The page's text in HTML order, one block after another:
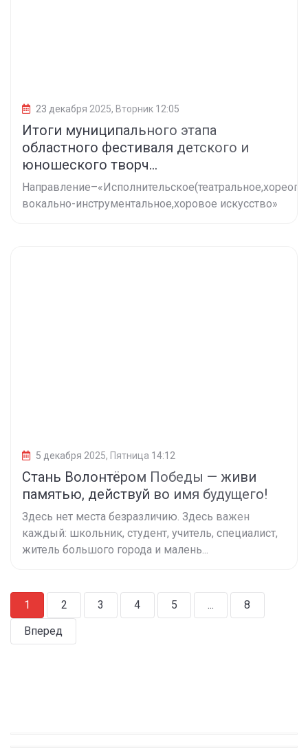
23 декабря 2025, Вторник 12:05
Итоги муниципального этапа
областного фестиваля детского и
юношеского творч...
вокально-инструментальное,хоровое искусство»
5 декабря 2025, Пятница 14:12
Стань Волонтёром Победы — живи
памятью, действуй во имя будущего!
Здесь нет места безразличию. Здесь важен
каждый: школьник, студент, учитель, специалист,
житель большого города и малень...
1 2 3 4 5 ...
8
Вперед